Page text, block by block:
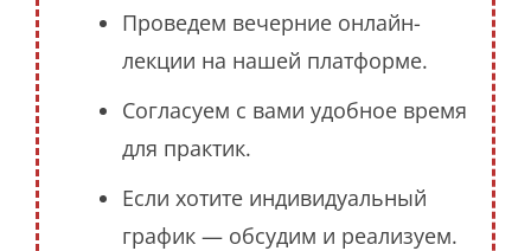
Проведем вечерние онлайн-
лекции на нашей платформе.
Согласуем с вами удобное время
для практик.
Если хотите индивидуальный
график — обсудим и реализуем.